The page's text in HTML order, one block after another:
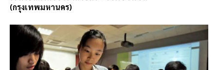
(กรุงเทพมหานคร)